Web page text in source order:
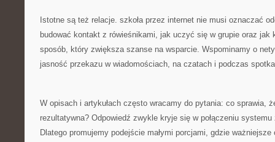
Istotne są też relacje. szkoła przez internet nie musi oznaczać
budować kontakt z rówieśnikami, jak uczyć się w grupie oraz jak
sposób, który zwiększa szanse na wsparcie. Wspominamy o
jasność przekazu w wiadomościach, na czatach i podczas
W opisach i artykułach często wracamy do pytania: co sprawia,
rezultatywna? Odpowiedź zwykle kryje się w połączeniu
Dlatego promujemy podejście małymi porcjami, gdzie